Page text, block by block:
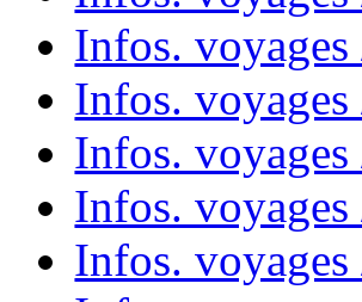
Infos. voyages
Infos. voyages
Infos. voyages
Infos.
Infos. voyages